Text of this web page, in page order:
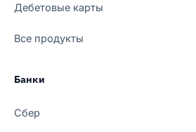
Дебетовые карты
Все продукты
Банки
Сбер